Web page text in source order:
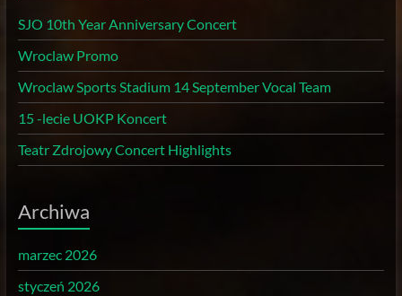
SJO 10th Year Anniversary Concert
Wroclaw Promo
Wroclaw Sports Stadium 14 September Vocal Team
15 -lecie UOKP Koncert
Teatr Zdrojowy Concert Highlights
Archiwa
marzec 2026
styczeń 2026